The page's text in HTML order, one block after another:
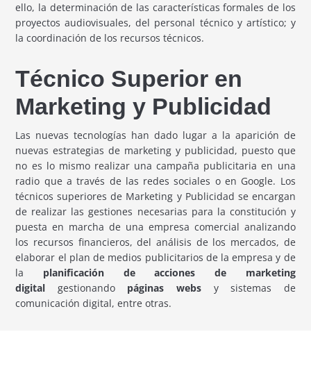
ello, la determinación de las características formales de los
proyectos audiovisuales, del personal técnico y artístico; y
la coordinación de los recursos técnicos.
Técnico Superior en
Marketing y Publicidad
Las nuevas tecnologías han dado lugar a la aparición de
nuevas estrategias de marketing y publicidad, puesto que
no es lo mismo realizar una campaña publicitaria en una
radio que a través de las redes sociales o en Google. Los
técnicos superiores de Marketing y Publicidad se encargan
de realizar las gestiones necesarias para la constitución y
puesta en marcha de una empresa comercial analizando
los recursos financieros, del análisis de los mercados, de
elaborar el plan de medios publicitarios de la empresa y de
la planificación de acciones de marketing
digital gestionando páginas webs y sistemas de
comunicación digital, entre otras.